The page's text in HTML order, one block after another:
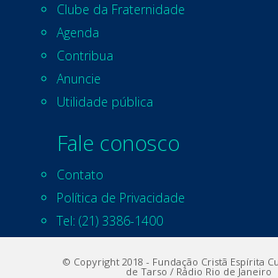
Clube da Fraternidade
Agenda
Contribua
Anuncie
Utilidade pública
Fale conosco
Contato
Política de Privacidade
Tel: (21) 3386-1400
© Copyright 2018 - Fundação Cristã Espírita
de Tarso / Rádio Rio de Janeiro